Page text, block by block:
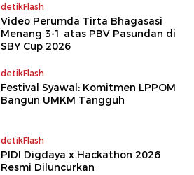
detikFlash
Video Perumda Tirta Bhagasasi
Menang 3-1 atas PBV Pasundan di
SBY Cup 2026
detikFlash
Festival Syawal: Komitmen LPPOM
Bangun UMKM Tangguh
detikFlash
PIDI Digdaya x Hackathon 2026
Resmi Diluncurkan